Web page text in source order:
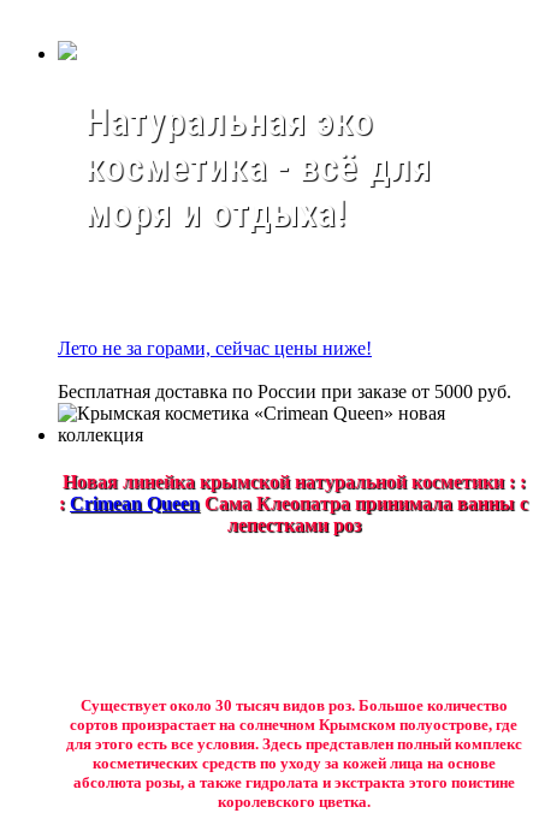
Натуральная эко
косметика - всё для
моря и отдыха!
Лето не за горами, сейчас цены ниже!
Бесплатная доставка по России при заказе от 5000 руб.
Новая линейка крымской натуральной косметики : :
: Crimean Queen Сама Клеопатра принимала ванны с
лепестками роз
Существует около 30 тысяч видов роз. Большое количество
сортов произрастает на солнечном Крымском полуострове, где
для этого есть все условия. Здесь представлен полный комплекс
косметических средств по уходу за кожей лица на основе
абсолюта розы, а также гидролата и экстракта этого поистине
королевского цветка.